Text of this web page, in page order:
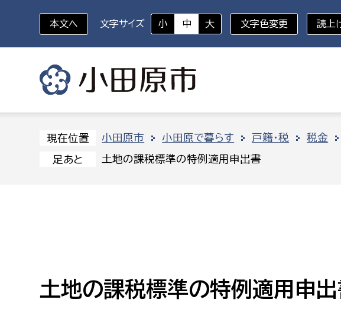
いざというときに
対象者を選択
高校生・大学生など
分野を選択
防災・
組織から探す
部に属さない室 企画部
本文へ 文字サイズ 小 中 大 文字色変更 読上
現在位置 小田原市 小田原で暮らす 戸籍・税 税金
足あと 土地の課税標準の特例適用申出書
土地の課税標準の特例適用申